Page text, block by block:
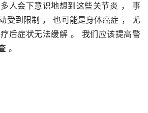
人会下意识地想到这些关节炎 ， 事
受到限制 ， 也可能是身体癌症 ， 尤
后症状无法缓解 。 我们应该提高警
。